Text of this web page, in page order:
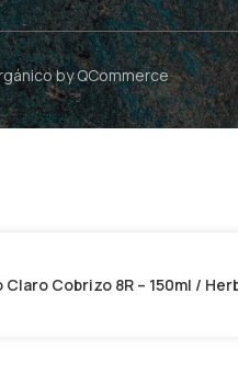
by QCommerce
Cobrizo 8R – 150ml /